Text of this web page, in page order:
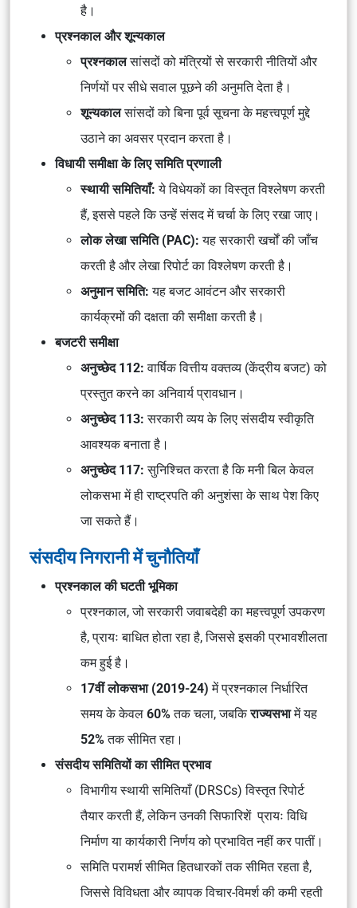
है।
प्रश्नकाल और शून्यकाल
प्रश्नकालसांसदों कोमंत्रियोंसेसरकारी नीतियों और
निर्णयोंपर सीधे सवाल पूछने की अनुमति देता है।
शून्यकालसांसदों कोबिना पूर्व सूचनाकेमहत्त्वपूर्ण मुद्दे
उठाने का अवसर प्रदान करता है।
विधायी समीक्षा के लिए समिति प्रणाली
स्थायी समितियाँ: येविधेयकों का विस्तृत विश्लेषणकरती
हैं, इससे पहले कि उन्हें संसद में चर्चा के लिए रखा जाए।
लोक लेखा समिति (PAC): यहसरकारी खर्चोंकी जाँच
करती है औरलेखा रिपोर्टका विश्लेषण करती है।
अनुमान समिति: यहबजट आवंटनऔरसरकारी
कार्यक्रमों की दक्षताकी समीक्षा करती है।
बजटरी समीक्षा
अनुच्छेद 112: वार्षिक वित्तीय वक्तव्य (केंद्रीय बजट) को
प्रस्तुत करने का अनिवार्य प्रावधान।
अनुच्छेद 113: सरकारी व्ययके लिएसंसदीय स्वीकृति
आवश्यक बनाता है।
अनुच्छेद 117: सुनिश्चित करता है किमनी बिलकेवल
लोकसभामें हीराष्ट्रपति की अनुशंसाके साथ पेश किए
जा सकते हैं।
संसदीय निगरानी में चुनौतियाँ
प्रश्नकाल की घटती भूमिका
प्रश्नकाल, जो सरकारी जवाबदेही कामहत्त्वपूर्ण उपकरण
है, प्रायःबाधितहोता रहा है, जिससे इसकी प्रभावशीलता
कम हुई है।
17वीं लोकसभा (2019-24) मेंप्रश्नकालनिर्धारित
समय के केवल 60%तक चला, जबकिराज्यसभामें यह
52%तक सीमित रहा।
संसदीय समितियों का सीमित प्रभाव
विभागीय स्थायी समितियाँ (DRSCs) विस्तृत रिपोर्ट
तैयार करती हैं, लेकिन उनकीसिफारिशेंप्रायःविधि
निर्माणयाकार्यकारी निर्णयको प्रभावित नहीं कर पातीं।
समिति परामर्शसीमित हितधारकों तक सीमित रहता है,
जिससेविविधता और व्यापक विचार-विमर्शकी कमी रहती